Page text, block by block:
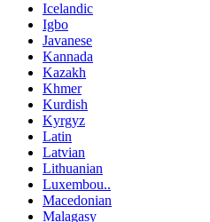
Icelandic
Igbo
Javanese
Kannada
Kazakh
Khmer
Kurdish
Kyrgyz
Latin
Latvian
Lithuanian
Luxembou..
Macedonian
Malagasy